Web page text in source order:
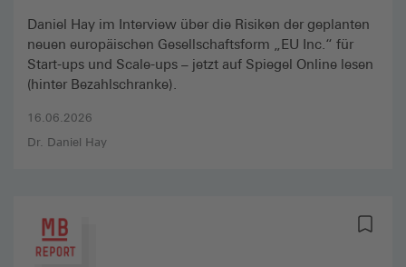
16.06.2026
Dr. Daniel Hay
Daniel Hay im Interview über die Risiken der geplanten
neuen europäischen Gesellschaftsform „EU Inc.“ für
Start-ups und Scale-ups – jetzt auf Spiegel Online lesen
(hinter Bezahlschranke).